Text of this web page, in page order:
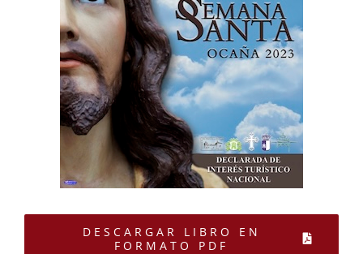
DESCARGAR LIBRO EN
FORMATO PDF